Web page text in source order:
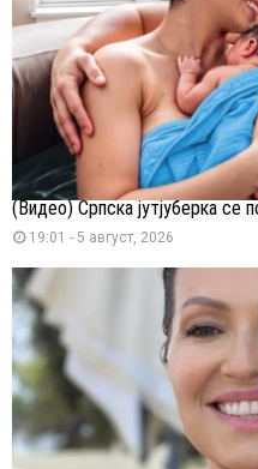
(Видео) Српска јутјуберка се
19:01 - 5 август, 2026